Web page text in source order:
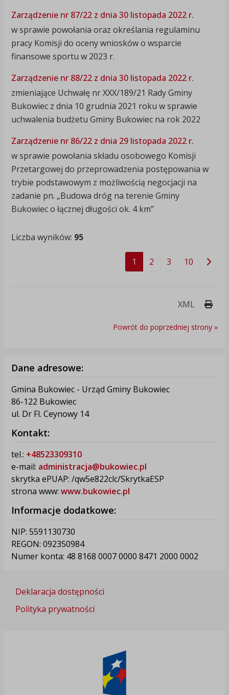
Zarządzenie nr 87/22 z dnia 30 listopada 2022 r.
w sprawie powołania oraz określania regulaminu
pracy Komisji do oceny wniosków o wsparcie
finansowe sportu w 2023 r.
Zarządzenie nr 88/22 z dnia 30 listopada 2022 r.
zmieniające Uchwałę nr XXX/189/21 Rady Gminy
Bukowiec z dnia 10 grudnia 2021 roku w sprawie
uchwalenia budżetu Gminy Bukowiec na rok 2022
Zarządzenie nr 86/22 z dnia 29 listopada 2022 r.
w sprawie powołania składu osobowego Komisji
Przetargowej do przeprowadzenia postępowania w
trybie podstawowym z możliwością negocjacji na
zadanie pn. „Budowa dróg na terenie Gminy
Bukowiec o łącznej długości ok. 4 km”
Liczba wyników: 95
1 2 3 10
XML
Powrót do poprzedniej strony »
Dane adresowe:
Gmina Bukowiec - Urząd Gminy Bukowiec
86-122 Bukowiec
ul. Dr Fl. Ceynowy 14
Kontakt:
tel.: +48523309310
e-mail: administracja@bukowiec.pl
skrytka ePUAP: /qw5e822clc/SkrytkaESP
strona www: www.bukowiec.pl
Informacje dodatkowe:
NIP: 5591130730
REGON: 092350984
Numer konta: 48 8168 0007 0000 8471 2000 0002
Deklaracja dostępności
Polityka prywatności